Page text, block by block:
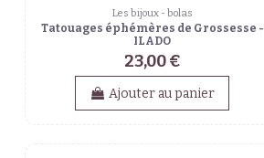
Les bijoux - bolas
Tatouages éphémères de Grossesse -
ILADO
23,00 €
Ajouter au panier